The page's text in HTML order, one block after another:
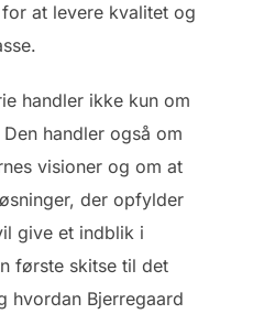
at levere kvalitet og
handler ikke kun om
handler også om
visioner og om at
der opfylder
give et indblik i
første skitse til det
Bjerregaard